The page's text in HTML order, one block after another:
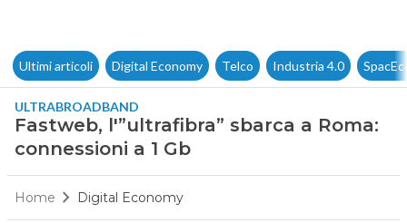
Ultimi articoli Digital Economy Telco Industria 4.0
ULTRABROADBAND
Fastweb, l'”ultrafibra” sbarca a Roma:
connessioni a 1 Gb
Home Digital Economy